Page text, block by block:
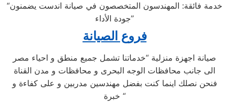
“خدمة فائقة: المهندسون المتخصصون في صيانة اندست يضمنون
جودة الأداء”
فروع الصيانة
صيانة اجهزة منزلية “خدماتنا تشمل جميع منطق و احياء مصر
الى جانب محافظات الوجه البحرى و محافظات و مدن القناة
فنحن نصلك اينما كنت بفضل مهندسين مدربين و على كفاءة و
خبرة “